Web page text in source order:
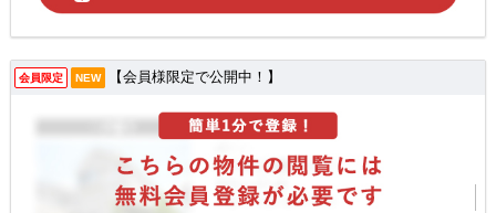
会員限定 NEW 【会員様限定で公開中！】